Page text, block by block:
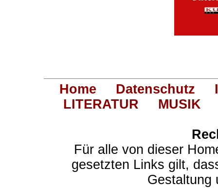
Home Datenschutz
LITERATUR
MUSIK
Für alle von dieser
gesetzten Links gilt,
Gestaltung